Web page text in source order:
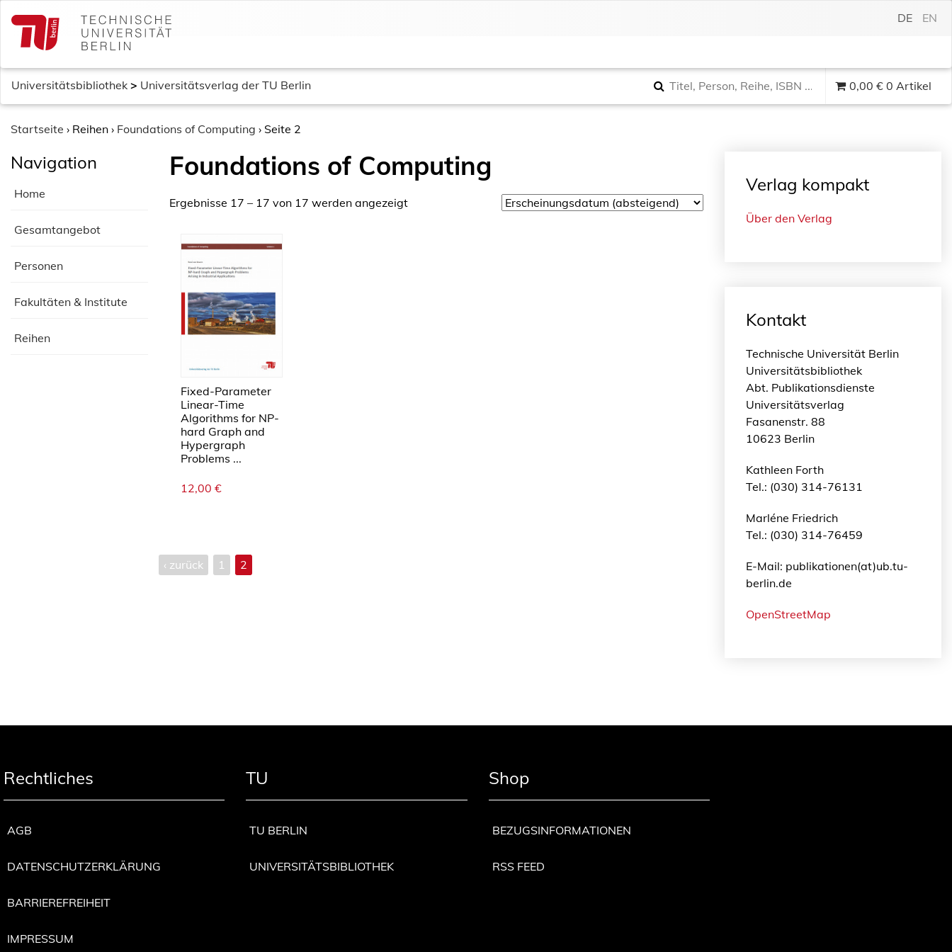
c
DE EN
Universitätsbibliothek > Universitätsverlag der TU Berlin 0,00 € 0 Artikel
Startseite › Reihen › Foundations of Computing › Seite 2
Navigation
Home
Gesamtangebot
Personen
Fakultäten & Institute
Reihen
Foundations of Computing
Ergebnisse 17 – 17 von 17 werden angezeigt
Fixed-Parameter
Linear-Time
Algorithms for NP-
hard Graph and
Hypergraph
Problems ...
12,00 €
‹ zurück 1 2
Verlag kompakt
Über den Verlag
Kontakt
Technische Universität Berlin
Universitätsbibliothek
Abt. Publikationsdienste
Universitätsverlag
Fasanenstr. 88
10623 Berlin
Kathleen Forth
Tel.: (030) 314-76131
Marléne Friedrich
Tel.: (030) 314-76459
E-Mail: publikationen(at)ub.tu-
berlin.de
OpenStreetMap
Rechtliches
AGB
DATENSCHUTZERKLÄRUNG
BARRIEREFREIHEIT
IMPRESSUM
TU
TU BERLIN
UNIVERSITÄTSBIBLIOTHEK
Shop
BEZUGSINFORMATIONEN
RSS FEED